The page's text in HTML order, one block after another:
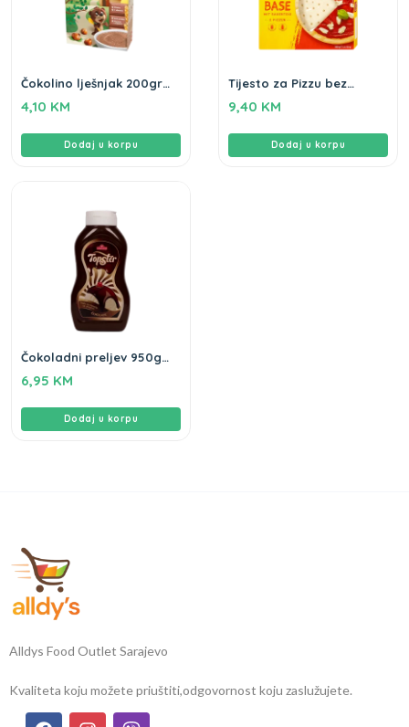
Čokolino lješnjak 200gr
4,10 KM
Dodaj u korpu
Tijesto za Pizzu bez
9,40 KM
Dodaj u korpu
Čokoladni preljev 950g
6,95 KM
Dodaj u korpu
Alldys Food Outlet Sarajevo
Kvaliteta koju možete priuštiti,odgovornost koju zaslužujete.